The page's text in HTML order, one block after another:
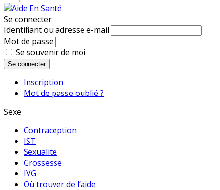
Se connecter
Identifiant ou adresse e-mail
Mot de passe
Se souvenir de moi
Se connecter
Inscription
Mot de passe oublié ?
Sexe
Contraception
IST
Sexualité
Grossesse
IVG
Où trouver de l’aide